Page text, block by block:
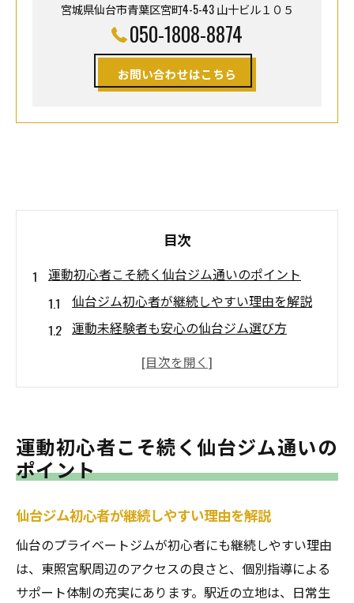
宮城県仙台市青葉区宮町4-5-43 山十ビル１０５
050-1808-8874
お問い合わせはこちら
目次
運動初心者こそ続く仙台ジム通いのポイント
仙台ジム初心者が継続しやすい理由を解説
運動未経験者も安心の仙台ジム選び方
仙台ジムで挫折しない通い方の秘訣とは
東照宮駅周辺で始めるダイエット環境の選び方
仙台ジムで東照宮駅から通いやすい環境の
見極め方
理想の仙台ジムダイエット環境を叶える条
件とは
東照宮駅周辺ジム選びで重視すべきポイン
ト
運動初心者こそ続く仙台ジム通いの
ポイント
仙台ジム初心者が継続しやすい理由を解説
仙台のプライベートジムが初心者にも継続しやすい理由
は、東照宮駅周辺のアクセスの良さと、個別指導による
サポート体制の充実にあります。駅近の立地は、日常生